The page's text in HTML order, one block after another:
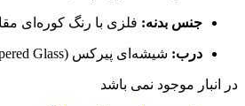
جنس بدنه: فلزی با رنگ کوره‌ای
درب: شیشه‌ای پیرکس (Tempered Glass) با سوپاپ بخار
در انبار موجود نمی باشد